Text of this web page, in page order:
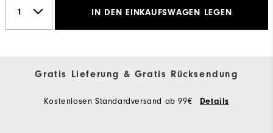
IN DEN EINKAUFSWAGEN LEGEN
Gratis Lieferung & Gratis Rücksendung
Kostenlosen Standardversand ab 99€ Details